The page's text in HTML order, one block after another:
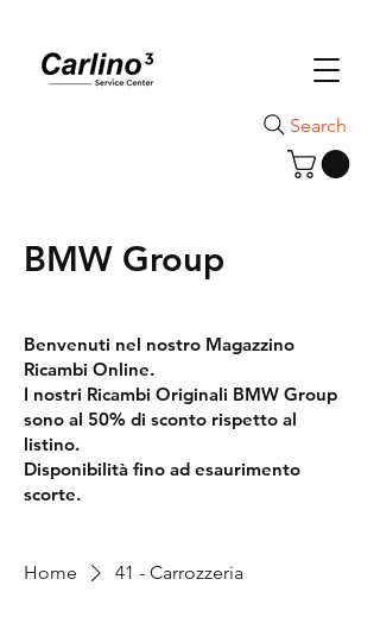
Search
BMW Group
Benvenuti nel nostro Magazzino
Ricambi Online.
I nostri Ricambi Originali BMW Group
sono al 50% di sconto rispetto al
listino.
Disponibilità fino ad esaurimento
scorte.
Home 41 - Carrozzeria